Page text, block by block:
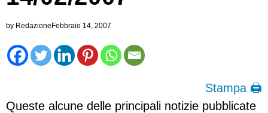
by RedazioneFebbraio 14, 2007
Stampa 🖨
Queste alcune delle principali notizie pubblicate